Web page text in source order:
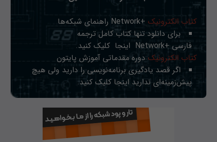
کتاب الکترونیک +Network راهنمای شبکه‌ها
برای دانلود تنها کتاب کامل ترجمه
فارسی +Network
اینجا کلیک کنید.
کتاب الکترونیک دوره مقدماتی آموزش پایتون
اگر قصد یادگیری برنامه‌نویسی را دارید ولی هیچ
پیش‌زمینه‌ای ندارید اینجا کلیک کنید.